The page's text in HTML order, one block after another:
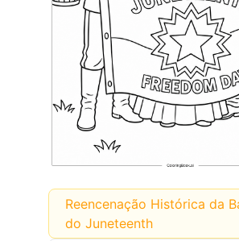
Reencenação Histórica da
do Juneteenth